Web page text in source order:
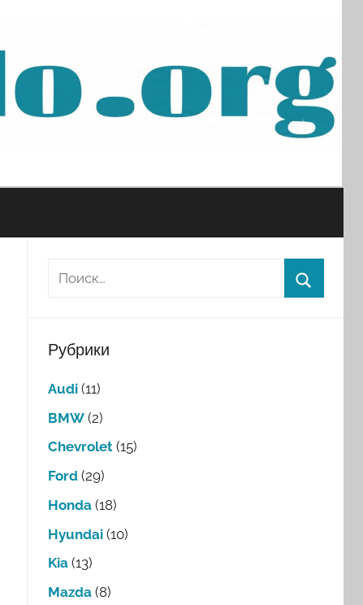
Рубрики
Audi(11)
BMW(2)
Chevrolet(15)
Ford(29)
Honda(18)
Hyundai(10)
Kia(13)
Mazda(8)